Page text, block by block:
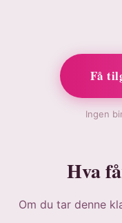
Få
Ingen
Hva
Om du tar denne